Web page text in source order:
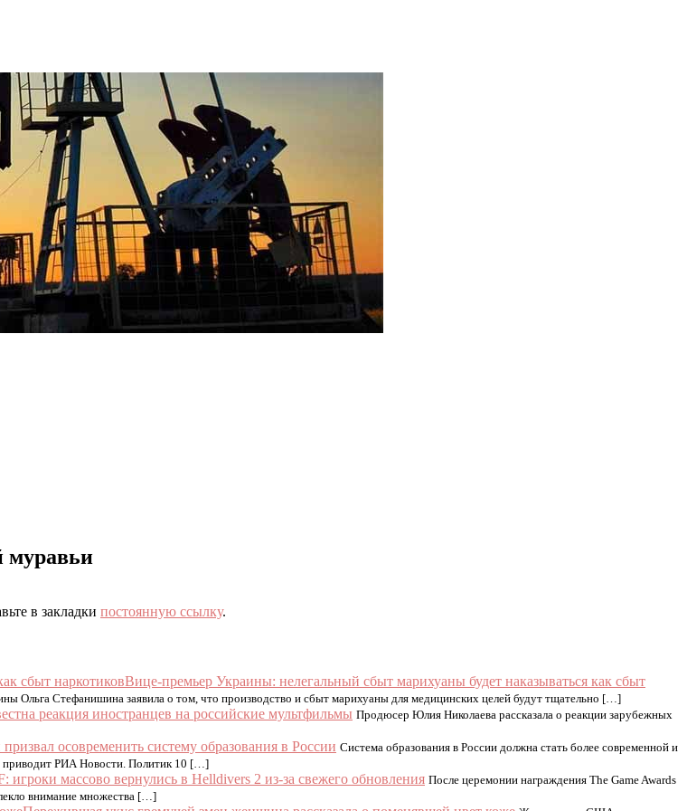
муравьи
в закладки постоянную ссылку.
Вице-премьер Украины: нелегальный сбыт марихуаны будет наказываться как сбыт
Ольга Стефанишина заявила о том, что производство и сбыт марихуаны для медицинских целей будут тщательно […]
реакция иностранцев на российские мультфильмы Продюсер Юлия Николаева рассказала о реакции зарубежных
осовременить систему образования в России Система образования в России должна стать более современной и
приводит РИА Новости. Политик 10 […]
игроки массово вернулись в Helldivers 2 из-за свежего обновления После церемонии награждения The Game Awards
внимание множества […]